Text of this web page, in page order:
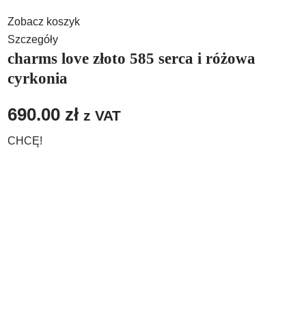
Zobacz koszyk
Szczegóły
charms love złoto 585 serca i różowa
cyrkonia
690.00 zł z VAT
CHCĘ!